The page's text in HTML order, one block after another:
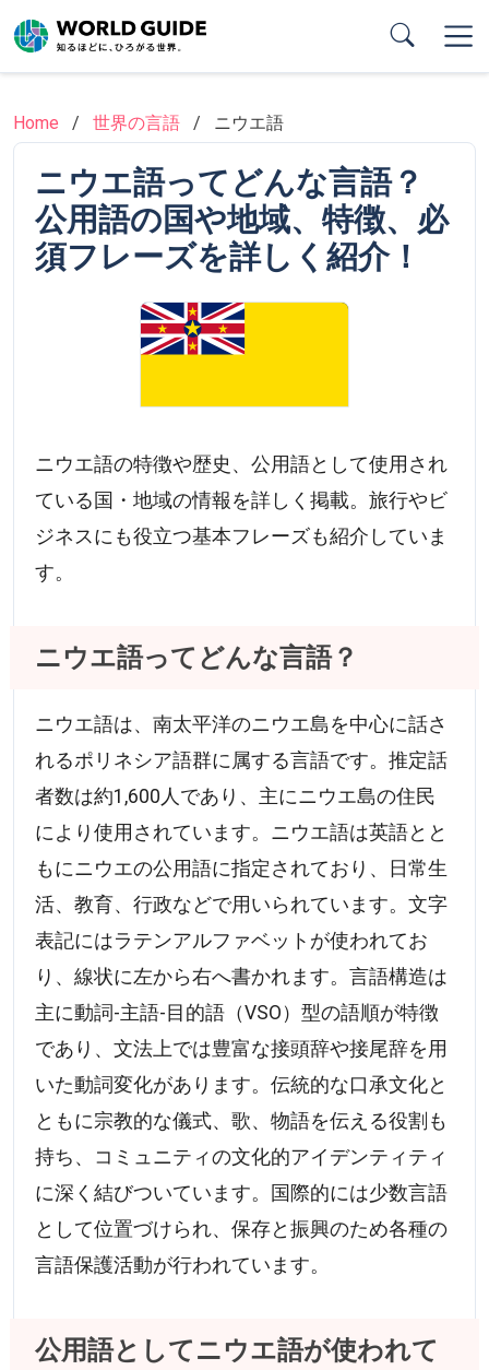
to
main
Home
世界の言語 ニウエ語
ニウエ語ってどんな言語？
公用語の国や地域、特徴、必
須フレーズを詳しく紹介！
ニウエ語の特徴や歴史、公用語として使用され
ている国・地域の情報を詳しく掲載。旅行やビ
ジネスにも役立つ基本フレーズも紹介していま
す。
ニウエ語ってどんな言語？
ニウエ語は、南太平洋のニウエ島を中心に話さ
れるポリネシア語群に属する言語です。推定話
者数は約1,600人であり、主にニウエ島の住民
により使用されています。ニウエ語は英語とと
もにニウエの公用語に指定されており、日常生
活、教育、行政などで用いられています。文字
表記にはラテンアルファベットが使われてお
り、線状に左から右へ書かれます。言語構造は
主に動詞-主語-目的語（VSO）型の語順が特徴
であり、文法上では豊富な接頭辞や接尾辞を用
いた動詞変化があります。伝統的な口承文化と
ともに宗教的な儀式、歌、物語を伝える役割も
持ち、コミュニティの文化的アイデンティティ
に深く結びついています。国際的には少数言語
として位置づけられ、保存と振興のため各種の
言語保護活動が行われています。
公用語としてニウエ語が使われて